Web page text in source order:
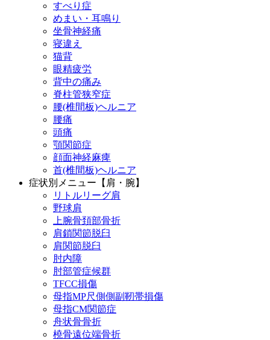
すべり症
めまい・耳鳴り
坐骨神経痛
寝違え
猫背
眼精疲労
背中の痛み
脊柱管狭窄症
腰(椎間板)ヘルニア
腰痛
頭痛
顎関節症
顔面神経麻痺
首(椎間板)ヘルニア
症状別メニュー【肩・腕】
リトルリーグ肩
野球肩
上腕骨頚部骨折
肩鎖関節脱臼
肩関節脱臼
肘内障
肘部管症候群
TFCC損傷
母指MP尺側側副靭帯損傷
母指CM関節症
舟状骨骨折
橈骨遠位端骨折